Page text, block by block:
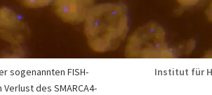
sogenannten FISH-
des SMARCA4-
Institut für